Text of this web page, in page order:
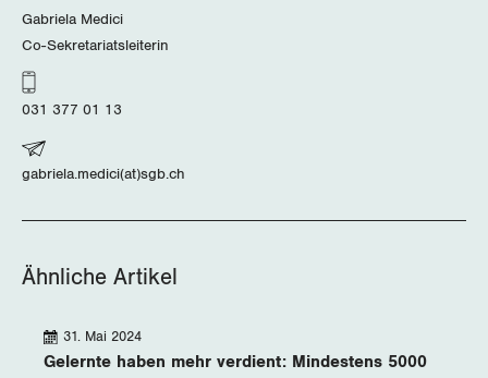
Gabriela Medici
Co-Sekretariatsleiterin
031 377 01 13
gabriela.medici(at)sgb.ch
Ähnliche Artikel
Gelernte haben mehr verdient: Mindestens 5000
31. Mai 2024